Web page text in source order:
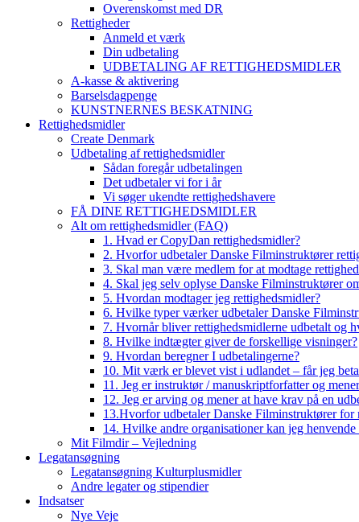
Overenskomst med DR
Rettigheder
Anmeld et værk
Din udbetaling
UDBETALING AF RETTIGHEDSMIDLER
A-kasse & aktivering
Barselsdagpenge
KUNSTNERNES BESKATNING
Rettighedsmidler
Create Denmark
Udbetaling af rettighedsmidler
Sådan foregår udbetalingen
Det udbetaler vi for i år
Vi søger ukendte rettighedshavere
FÅ DINE RETTIGHEDSMIDLER
Alt om rettighedsmidler (FAQ)
1. Hvad er CopyDan rettighedsmidler?
2. Hvorfor udbetaler Danske Filminstruktører
3. Skal man være medlem for at modtage
4. Skal jeg selv oplyse Danske Filminstruktører
5. Hvordan modtager jeg rettighedsmidler?
6. Hvilke typer værker udbetaler Danske
7. Hvornår bliver rettighedsmidlerne udbetalt og
8. Hvilke indtægter giver de forskellige visninger?
9. Hvordan beregner I udbetalingerne?
10. Mit værk er blevet vist i udlandet – får jeg
11. Jeg er instruktør / manuskriptforfatter og
12. Jeg er arving og mener at have krav på en
13.Hvorfor udbetaler Danske Filminstruktører for
14. Hvilke andre organisationer kan jeg
Mit Filmdir – Vejledning
Legatansøgning
Legatansøgning Kulturplusmidler
Andre legater og stipendier
Indsatser
Nye Veje